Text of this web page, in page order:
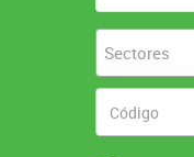
Sectores